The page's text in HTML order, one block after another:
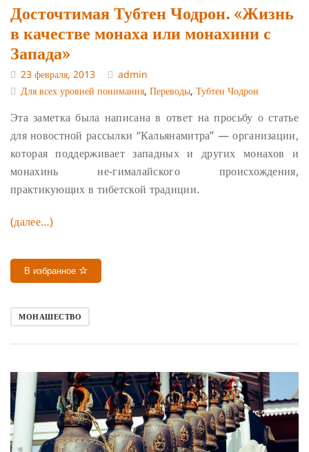
Досточтимая Тубтен Чодрон. «Жизнь
в качестве монаха или монахини с
Запада»
23 февраля, 2013
admin
Для всех уровней понимания, Переводы, Тубтен Чодрон
Эта заметка была написана в ответ на просьбу о статье
для новостной рассылки “Кальянамитра” — организации,
которая поддерживает западных и других монахов и
монахинь не-гималайского происхождения,
практикующих в тибетской традиции.
(далее…)
В избранное
МОНАШЕСТВО